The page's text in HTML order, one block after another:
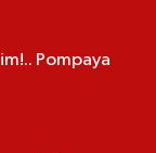
Pompaya